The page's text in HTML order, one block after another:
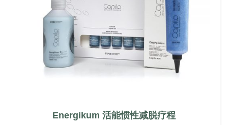
Energikum 活能惯性减脱疗程